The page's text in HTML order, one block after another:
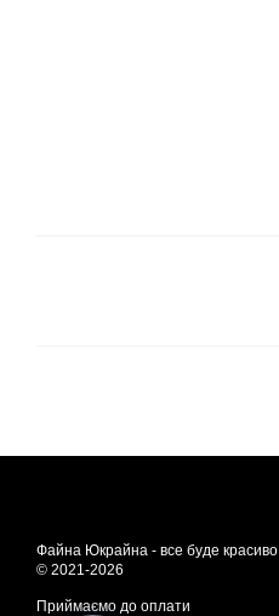
Файна Юкрайна - все буде красиво
© 2021-2026
Приймаємо до оплати